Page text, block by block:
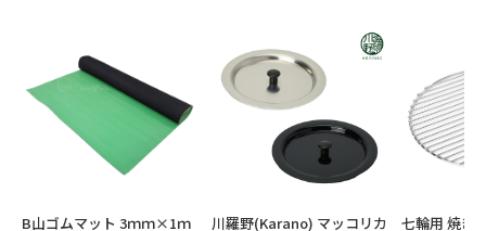
B山ゴムマット 3ｍｍ×1ｍ 川羅野(Karano) マッコリカ 七輪用 焼き